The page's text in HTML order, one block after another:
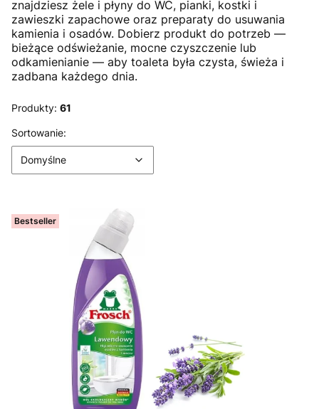
znajdziesz żele i płyny do WC, pianki, kostki i
zawieszki zapachowe oraz preparaty do usuwania
kamienia i osadów. Dobierz produkt do potrzeb —
bieżące odświeżanie, mocne czyszczenie lub
odkamienianie — aby toaleta była czysta, świeża i
zadbana każdego dnia.
Produkty: 61
Lista produktów
Sortowanie:
Domyślne
Bestseller